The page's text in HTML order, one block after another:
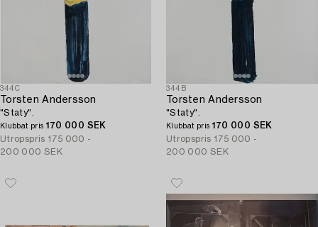
344C
Torsten Andersson
"Staty".
Klubbat pris 170 000 SEK
Utropspris 175 000 -
200 000 SEK
344B
Torsten Andersson
"Staty".
Klubbat pris 170 000 SEK
Utropspris 175 000 -
200 000 SEK